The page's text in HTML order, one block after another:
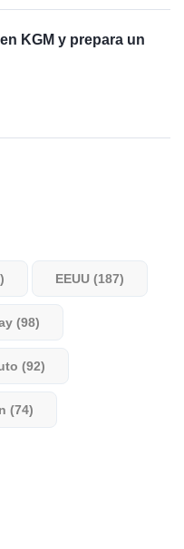
KGM y prepara un
EEUU (187)
(98)
(92)
(74)